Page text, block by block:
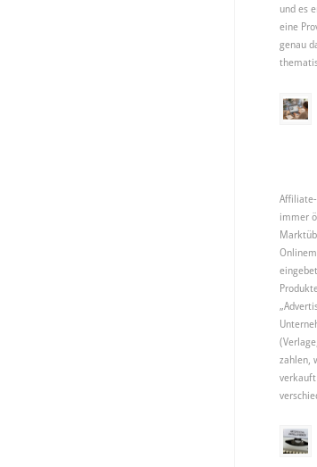
und es
eine
genau
immer
zahlen,